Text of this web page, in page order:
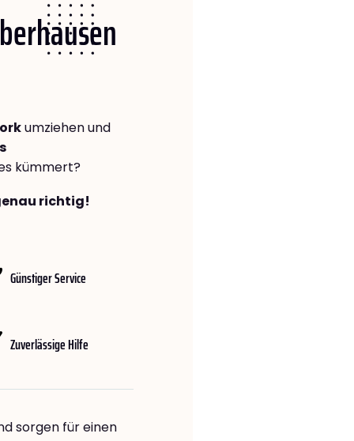
umziehen und
kümmert?
richtig!
Günstiger Service
Zuverlässige Hilfe
sorgen für einen